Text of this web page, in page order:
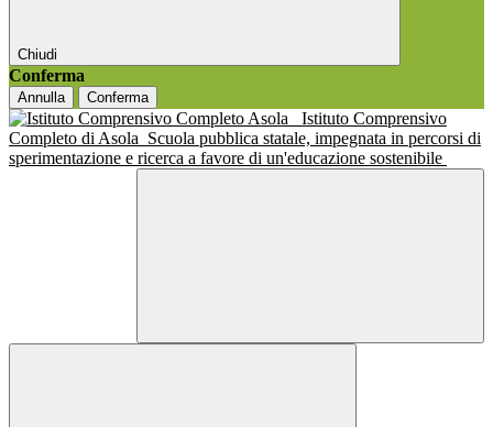
Chiudi
Conferma
Annulla Conferma
Istituto Comprensivo
Completo di Asola Scuola pubblica statale, impegnata in percorsi di
sperimentazione e ricerca a favore di un'educazione sostenibile